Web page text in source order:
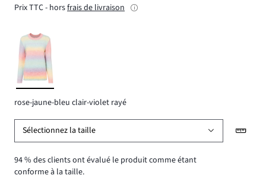
Prix TTC - horsfrais de livraison
rose-jaune-bleu clair-violet rayé
Sélectionnez la taille
94 % des clients ont évalué le produit comme étant
conforme à la taille.